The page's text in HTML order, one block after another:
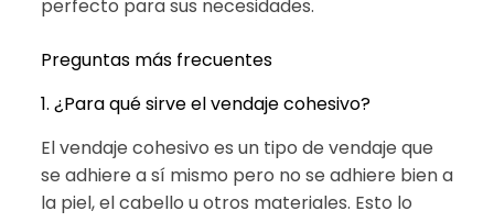
perfecto para sus necesidades.
Preguntas más frecuentes
1. ¿Para qué sirve el vendaje cohesivo?
El vendaje cohesivo es un tipo de vendaje que
se adhiere a sí mismo pero no se adhiere bien a
la piel, el cabello u otros materiales. Esto lo